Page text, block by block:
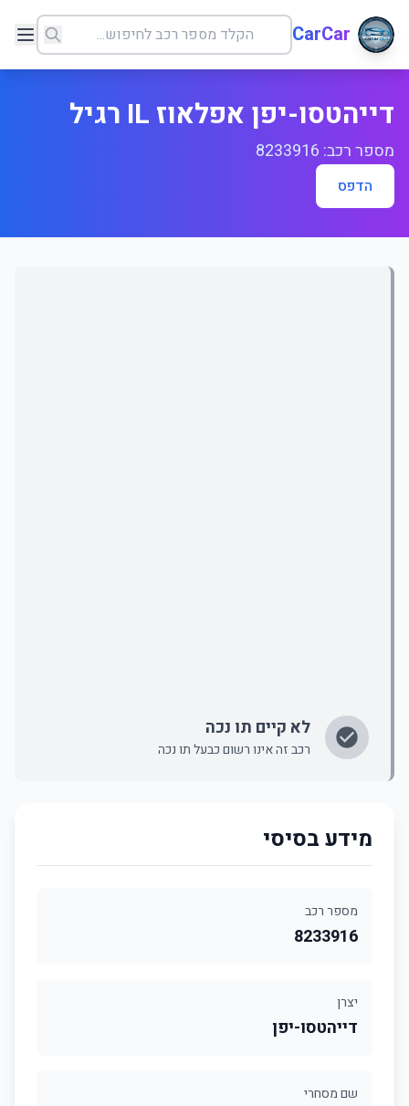
CarCar
דייהטסו-יפן אפלאוז IL רגיל
מספר רכב: 8233916
הדפס
לא קיים תו נכה
רכב זה אינו רשום כבעל תו נכה
מידע בסיסי
מספר רכב
8233916
יצרן
דייהטסו-יפן
שם מסחרי